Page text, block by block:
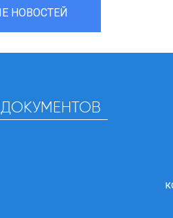
НОВОСТЕЙ